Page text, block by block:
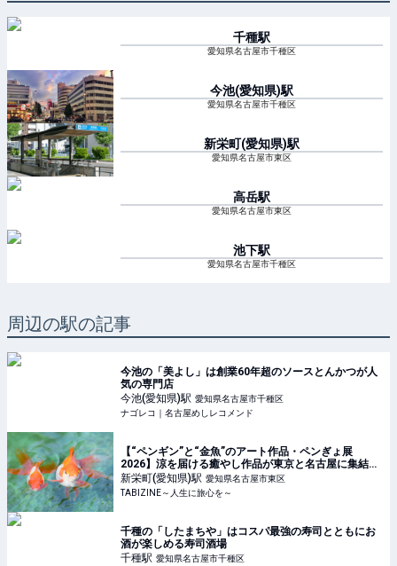
千種駅
愛知県名古屋市千種区
今池(愛知県)駅
愛知県名古屋市千種区
新栄町(愛知県)駅
愛知県名古屋市東区
高岳駅
愛知県名古屋市東区
池下駅
愛知県名古屋市千種区
周辺の駅の記事
今池の「美よし」は創業60年超のソースとんかつが人
気の専門店
今池(愛知県)駅 愛知県名古屋市千種区
ナゴレコ｜名古屋めしレコメンド
【“ペンギン”と“金魚”のアート作品・ペンぎょ展
2026】涼を届ける癒やし作品が東京と名古屋に集結！
| TABIZINE～人生に旅心を～
新栄町(愛知県)駅 愛知県名古屋市東区
TABIZINE～人生に旅心を～
千種の「したまちや」はコスパ最強の寿司とともにお
酒が楽しめる寿司酒場
千種駅 愛知県名古屋市千種区